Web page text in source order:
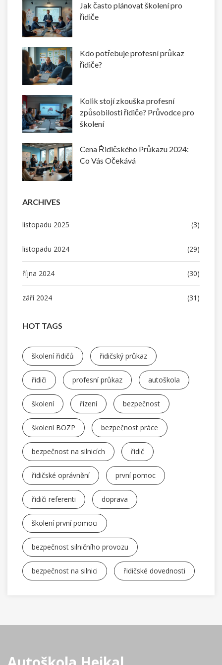
Jak často plánovat školení pro
řidiče
Kdo potřebuje profesní průkaz
řidiče?
Kolik stojí zkouška profesní
způsobilosti řidiče? Průvodce pro
školení
Cena Řidičského Průkazu 2024:
Co Vás Očekává
ARCHIVES
listopadu 2025 (3)
listopadu 2024 (29)
října 2024 (30)
září 2024 (31)
HOT TAGS
školení řidičů řidičský průkaz
řidiči profesní průkaz autoškola
školení řízení bezpečnost
školení BOZP bezpečnost práce
bezpečnost na silnicích řidič
řidičské oprávnění první pomoc
řidiči referenti doprava
školení první pomoci
bezpečnost silničního provozu
bezpečnost na silnici řidičské dovednosti